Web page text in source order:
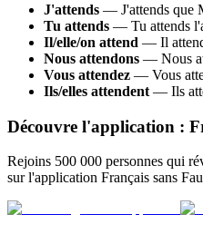
J'attends — J'attends que
Tu attends — Tu attends
Il/elle/on attend — Il
Nous attendons — Nous
Vous attendez — Vous
Ils/elles attendent — Ils
Découvre l'application :
Rejoins 500 000 personnes qui
sur l'application Français sans